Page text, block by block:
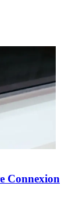
Connexion